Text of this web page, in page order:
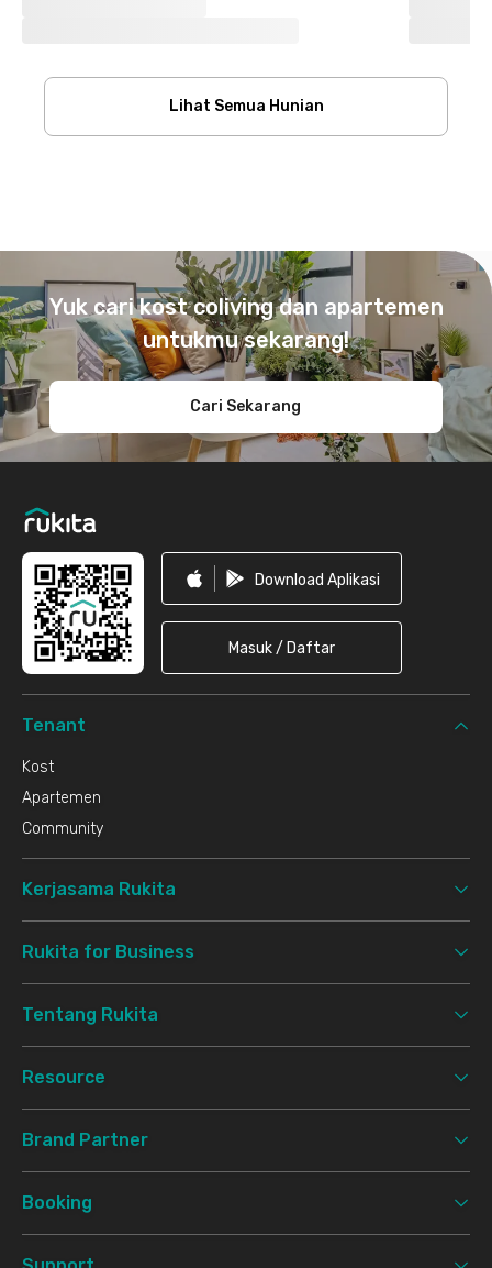
Lihat Semua Hunian
Yuk cari kost coliving dan apartemen
untukmu sekarang!
Cari Sekarang
Download Aplikasi
Masuk / Daftar
Tenant
Kost
Apartemen
Community
Kerjasama Rukita
Rukita for Business
Tentang Rukita
Resource
Brand Partner
Booking